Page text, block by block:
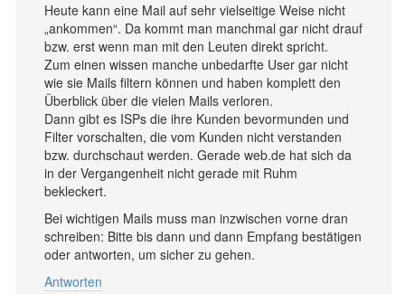
Heute kann eine Mail auf sehr vielseitige Weise nicht
„ankommen“. Da kommt man manchmal gar nicht drauf
bzw. erst wenn man mit den Leuten direkt spricht.
Zum einen wissen manche unbedarfte User gar nicht
wie sie Mails filtern können und haben komplett den
Überblick über die vielen Mails verloren.
Dann gibt es ISPs die ihre Kunden bevormunden und
Filter vorschalten, die vom Kunden nicht verstanden
bzw. durchschaut werden. Gerade web.de hat sich da
in der Vergangenheit nicht gerade mit Ruhm
bekleckert.
Bei wichtigen Mails muss man inzwischen vorne dran
schreiben: Bitte bis dann und dann Empfang bestätigen
oder antworten, um sicher zu gehen.
Antworten